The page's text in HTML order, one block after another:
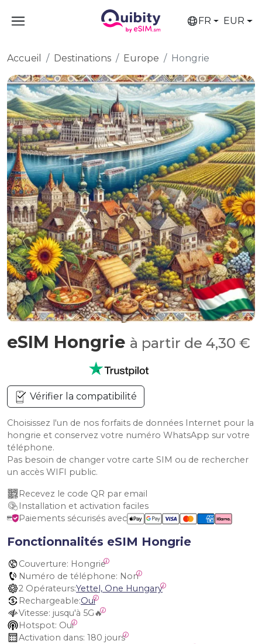
FR EUR
Accueil Destinations Europe Hongrie
eSIM Hongrie à partir de 4,30 €
Vérifier la compatibilité
Choisissez l'un de nos forfaits de données Internet pour la
hongrie et conservez votre numéro WhatsApp sur votre
téléphone.
Pas besoin de changer votre carte SIM ou de rechercher
un accès WIFI public.
Recevez le code QR par email
Installation et activation faciles
Paiements sécurisés avec
Fonctionnalités eSIM Hongrie
Couverture: Hongrie
Numéro de téléphone: Non
2 Opérateurs:Yettel, One Hungary
Rechargeable:Oui
Vitesse: jusqu'à 5G🔥
Hotspot: Oui
Activation dans: 180 jours